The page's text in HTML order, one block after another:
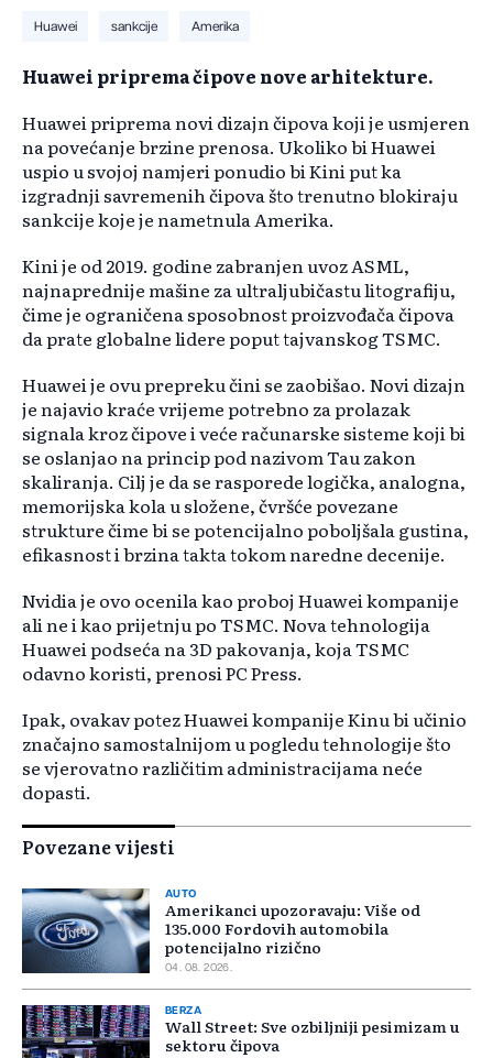
Huawei sankcije Amerika
Huawei priprema čipove nove arhitekture.
Huawei priprema novi dizajn čipova koji je usmjeren
na povećanje brzine prenosa. Ukoliko bi Huawei
uspio u svojoj namjeri ponudio bi Kini put ka
izgradnji savremenih čipova što trenutno blokiraju
sankcije koje je nametnula Amerika.
Kini je od 2019. godine zabranjen uvoz ASML,
najnaprednije mašine za ultraljubičastu litografiju,
čime je ograničena sposobnost proizvođača čipova
da prate globalne lidere poput tajvanskog TSMC.
Huawei je ovu prepreku čini se zaobišao. Novi dizajn
je najavio kraće vrijeme potrebno za prolazak
signala kroz čipove i veće računarske sisteme koji bi
se oslanjao na princip pod nazivom Tau zakon
skaliranja. Cilj je da se rasporede logička, analogna,
memorijska kola u složene, čvršće povezane
strukture čime bi se potencijalno poboljšala gustina,
efikasnost i brzina takta tokom naredne decenije.
Nvidia je ovo ocenila kao proboj Huawei kompanije
ali ne i kao prijetnju po TSMC. Nova tehnologija
Huawei podseća na 3D pakovanja, koja TSMC
odavno koristi, prenosi PC Press.
Ipak, ovakav potez Huawei kompanije Kinu bi učinio
značajno samostalnijom u pogledu tehnologije što
se vjerovatno različitim administracijama neće
dopasti.
Povezane vijesti
AUTO
Amerikanci upozoravaju: Više od
135.000 Fordovih automobila
potencijalno rizično
04. 08. 2026.
BERZA
Wall Street: Sve ozbiljniji pesimizam u
sektoru čipova